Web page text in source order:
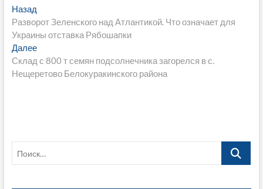
Навигация
по
записям
НазадПредыдущая
запись:
Разворот Зеленского над Атлантикой. Что означает для
Украины отставка Рябошапки
ДалееСледующая
запись:
Склад с 800 т семян подсолнечника загорелся в с.
Нещеретово Белокуракинского района
Поиск…